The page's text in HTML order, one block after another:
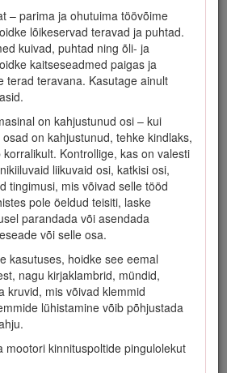
– parima ja ohutuima töövõime
lõikeservad teravad ja puhtad.
kuivad, puhtad ning õli- ja
kaitseseadmed paigas ja
terad teravana. Kasutage ainult
on kahjustunud osi – kui
on kahjustunud, tehke kindlaks,
Kontrollige, kas on valesti
liikuvaid osi, katkisi osi,
tingimusi, mis võivad selle tööd
pole öeldud teisiti, laske
parandada või asendada
või selle osa.
kasutuses, hoidke see eemal
nagu kirjaklambrid, mündid,
kruvid, mis võivad klemmid
lühistamine võib põhjustada
mootori kinnituspoltide pingulolekut
hea nähtavuse ja sobivate
korral. Ärge kasutage masinat, kui
masinaga tagurdamisel või
ja tasakaal stabiilne, eriti nõlvadel.
mitte kunagi üles- või
tähelepanelik, muutes nõlvadel
liiga järsku nõlvu. Kõndige, ärge
materjali kellegi poole.
seina või takistuste vastu;
tagasi põrgata. Peatage tera(d)
vagude, küngaste, kivide ja
suhtes. Ebatasane pinnas võib
või kindla jalgealuse kaotust.
lehed võivad põhjustada tõsiseid
ja tera vastu puutute. Vältige
või vihma ajal niitmist.